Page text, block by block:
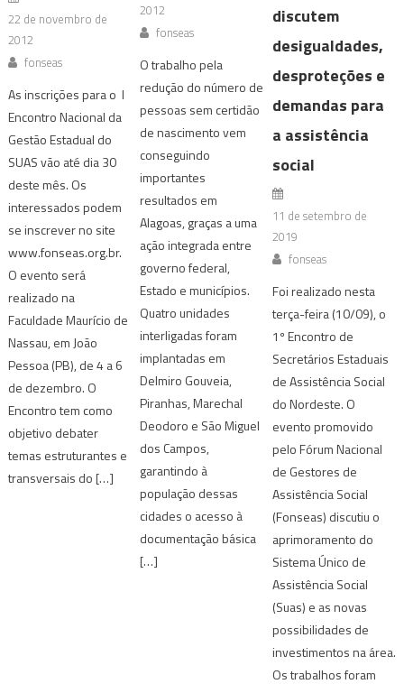
22 de novembro de
2012
fonseas
As inscrições para o I
Encontro Nacional da
Gestão Estadual do
SUAS vão até dia 30
deste mês. Os
interessados podem
se inscrever no site
www.fonseas.org.br.
O evento será
realizado na
Faculdade Maurício de
Nassau, em João
Pessoa (PB), de 4 a 6
de dezembro. O
Encontro tem como
objetivo debater
temas estruturantes e
transversais do […]
2012
fonseas
O trabalho pela
redução do número de
pessoas sem certidão
de nascimento vem
conseguindo
importantes
resultados em
Alagoas, graças a uma
ação integrada entre
governo federal,
Estado e municípios.
Quatro unidades
interligadas foram
implantadas em
Delmiro Gouveia,
Piranhas, Marechal
Deodoro e São Miguel
dos Campos,
garantindo à
população dessas
cidades o acesso à
documentação básica
[…]
discutem
desigualdades,
desproteções e
demandas para
a assistência
social
11 de setembro de
2019
fonseas
Foi realizado nesta
terça-feira (10/09), o
1º Encontro de
Secretários Estaduais
de Assistência Social
do Nordeste. O
evento promovido
pelo Fórum Nacional
de Gestores de
Assistência Social
(Fonseas) discutiu o
aprimoramento do
Sistema Único de
Assistência Social
(Suas) e as novas
possibilidades de
investimentos na área.
Os trabalhos foram